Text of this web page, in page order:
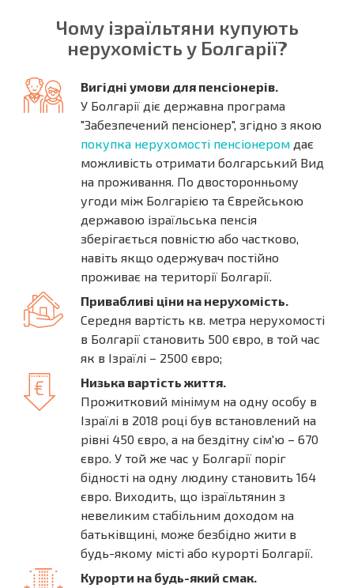
Чому ізраїльтяни купують
нерухомість у Болгарії?
Вигідні умови для пенсіонерів.
У Болгарії діє державна програма
"Забезпечений пенсіонер", згідно з якою
покупка нерухомості пенсіонером дає
можливість отримати болгарський Вид
на проживання. По двосторонньому
угоди між Болгарією та Єврейською
державою ізраїльська пенсія
зберігається повністю або частково,
навіть якщо одержувач постійно
проживає на території Болгарії.
Привабливі ціни на нерухомість.
Середня вартість кв. метра нерухомості
в Болгарії становить 500 євро, в той час
як в Ізраїлі – 2500 євро;
Низька вартість життя.
Прожитковий мінімум на одну особу в
Ізраїлі в 2018 році був встановлений на
рівні 450 євро, а на бездітну сім'ю – 670
євро. У той же час у Болгарії поріг
бідності на одну людину становить 164
євро. Виходить, що ізраїльтянин з
невеликим стабільним доходом на
батьківщині, може безбідно жити в
будь-якому місті або курорті Болгарії.
Курорти на будь-який смак.